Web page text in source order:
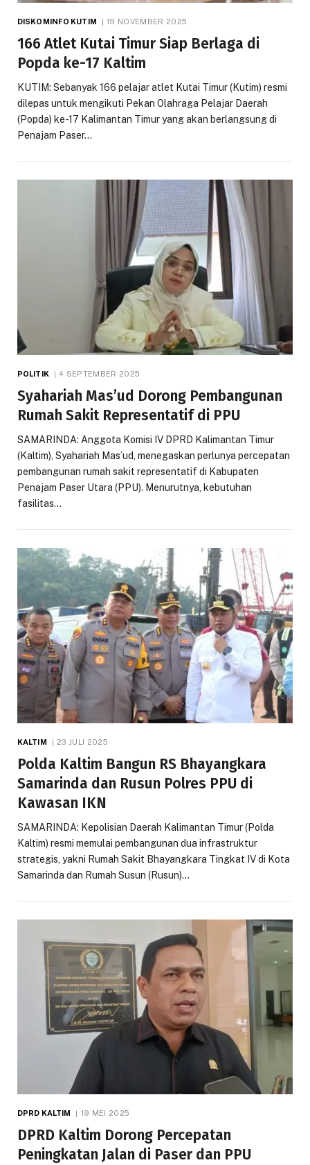
DISKOMINFO KUTIM 19 NOVEMBER 2025
166 Atlet Kutai Timur Siap Berlaga di
Popda ke-17 Kaltim
KUTIM: Sebanyak 166 pelajar atlet Kutai Timur (Kutim) resmi
dilepas untuk mengikuti Pekan Olahraga Pelajar Daerah
(Popda) ke-17 Kalimantan Timur yang akan berlangsung di
Penajam Paser…
POLITIK 4 SEPTEMBER 2025
Syahariah Mas’ud Dorong Pembangunan
Rumah Sakit Representatif di PPU
SAMARINDA: Anggota Komisi IV DPRD Kalimantan Timur
(Kaltim), Syahariah Mas’ud, menegaskan perlunya percepatan
pembangunan rumah sakit representatif di Kabupaten
Penajam Paser Utara (PPU). Menurutnya, kebutuhan
fasilitas…
KALTIM 23 JULI 2025
Polda Kaltim Bangun RS Bhayangkara
Samarinda dan Rusun Polres PPU di
Kawasan IKN
SAMARINDA: Kepolisian Daerah Kalimantan Timur (Polda
Kaltim) resmi memulai pembangunan dua infrastruktur
strategis, yakni Rumah Sakit Bhayangkara Tingkat IV di Kota
Samarinda dan Rumah Susun (Rusun)…
DPRD KALTIM 19 MEI 2025
DPRD Kaltim Dorong Percepatan
Peningkatan Jalan di Paser dan PPU